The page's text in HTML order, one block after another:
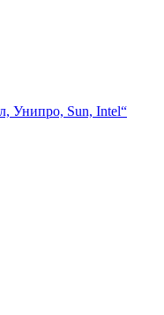
Унипро, Sun, Intel“